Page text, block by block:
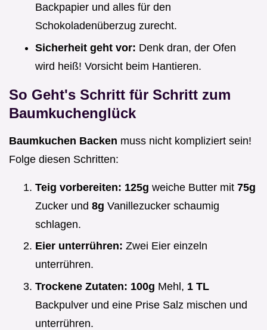
Backpapier und alles für den
Schokoladenüberzug zurecht.
Sicherheit geht vor: Denk dran, der Ofen
wird heiß! Vorsicht beim Hantieren.
So Geht's Schritt für Schritt zum
Baumkuchenglück
Baumkuchen Backen muss nicht kompliziert sein!
Folge diesen Schritten:
Teig vorbereiten: 125g weiche Butter mit 75g
Zucker und 8g Vanillezucker schaumig
schlagen.
Eier unterrühren: Zwei Eier einzeln
unterrühren.
Trockene Zutaten: 100g Mehl, 1 TL
Backpulver und eine Prise Salz mischen und
unterrühren.